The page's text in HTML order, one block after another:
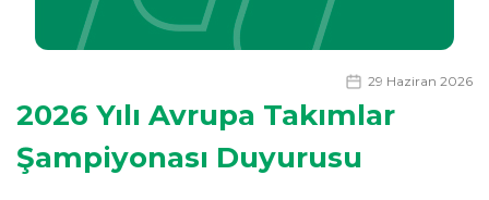
29 Haziran 2026
2026 Yılı Avrupa Takımlar
Şampiyonası Duyurusu